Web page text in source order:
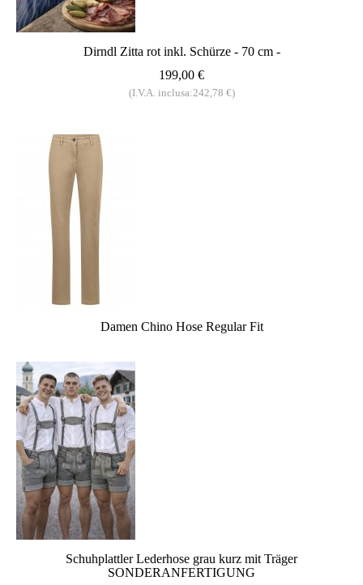
Dirndl Zitta rot inkl. Schürze - 70 cm -
199,00 €
(I.V.A. inclusa:242,78 €)
Damen Chino Hose Regular Fit
Schuhplattler Lederhose grau kurz mit Träger
SONDERANFERTIGUNG